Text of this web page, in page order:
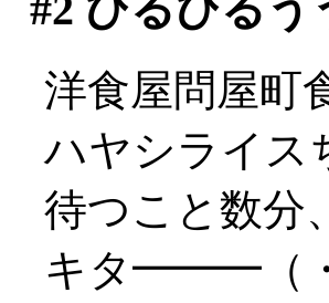
洋食屋問屋町
ハヤシライス
待つこと数分
キタ━━━（